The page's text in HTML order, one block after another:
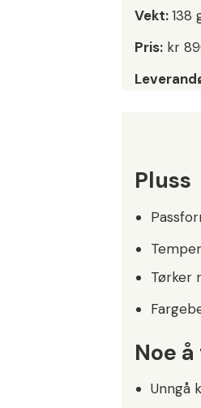
Vekt:138
Pris: kr
Pluss
Tørker
Noe
Unngå